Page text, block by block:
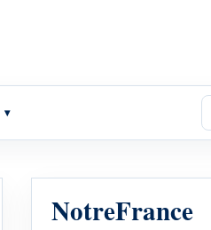
NotreFrance